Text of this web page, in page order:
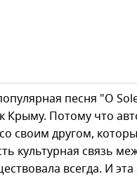
песня "O
Крыму. Потому что
своим другом,
культурная связь
всегда. И